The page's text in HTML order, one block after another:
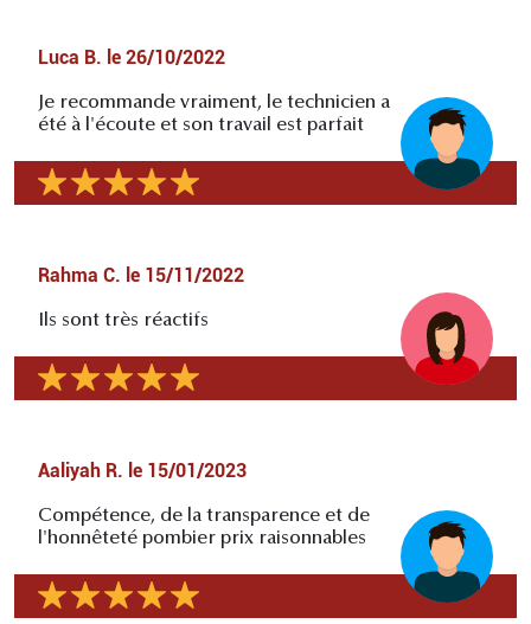
Luca B. le 26/10/2022
Je recommande vraiment, le technicien a
été à l'écoute et son travail est parfait
Rahma C. le 15/11/2022
Ils sont très réactifs
Aaliyah R. le 15/01/2023
Compétence, de la transparence et de
l'honnêteté pombier prix raisonnables